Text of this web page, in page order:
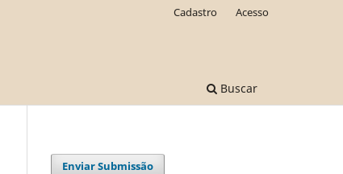
Buscar
Cadastro Acesso
Enviar Submissão